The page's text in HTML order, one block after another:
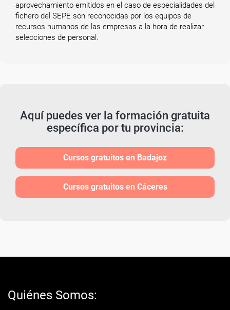
aprovechamiento emitidos en el caso de especialidades del
fichero del SEPE son reconocidas por los equipos de
recursos humanos de las empresas a la hora de realizar
selecciones de personal.
Aquí puedes ver la formación gratuita
específica por tu provincia:
Cursos gratuitos en Badajoz
Cursos gratuitos en Cáceres
Quiénes Somos: